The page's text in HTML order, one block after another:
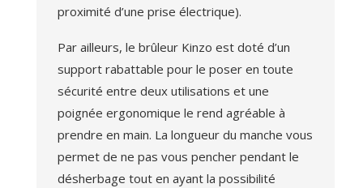
proximité d’une prise électrique).
Par ailleurs, le brûleur Kinzo est doté d’un
support rabattable pour le poser en toute
sécurité entre deux utilisations et une
poignée ergonomique le rend agréable à
prendre en main. La longueur du manche vous
permet de ne pas vous pencher pendant le
désherbage tout en ayant la possibilité